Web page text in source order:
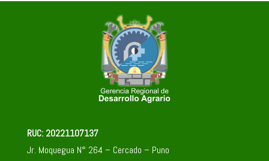
RUC: 20221107137
Jr. Moquegua N° 264 – Cercado – Puno